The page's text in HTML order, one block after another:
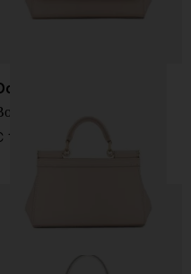
& Gabbana
a mano in pelle Sicily
1.300,00